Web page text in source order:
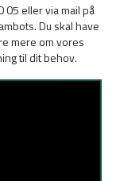
05 eller via mail på
Du skal have
mere om vores
til dit behov.